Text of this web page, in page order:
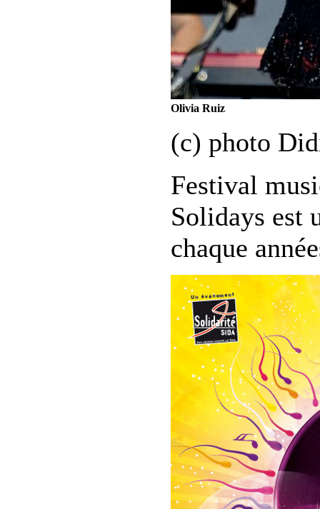
Olivia Ruiz
(c) photo
Festival
Solidays est
chaque